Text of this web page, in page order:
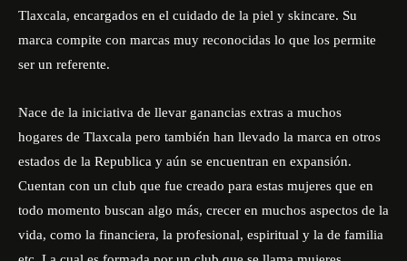
Tlaxcala, encargados en el cuidado de la piel y skincare. Su
marca compite con marcas muy reconocidas lo que los permite
ser un referente.
Nace de la iniciativa de llevar ganancias extras a muchos
hogares de Tlaxcala pero también han llevado la marca en otros
estados de la Republica y aún se encuentran en expansión.
Cuentan con un club que fue creado para estas mujeres que en
todo momento buscan algo más, crecer en muchos aspectos de la
vida, como la financiera, la profesional, espiritual y la de familia